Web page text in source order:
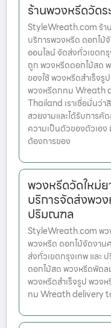
ร้านพวงหรีดวัดร
StyleWreath.com ร้า
บริการพวงหรีด ดอกไม้
ออนไลน์ จัดส่งทั่วเขตก
ถูก พวงหรีดดอกไม้สด
ของใช้ พวงหรีดสำเร็จ
พวงหรีดกทม Wreath
Thailand เราเชื่อมั่นว่
สวยงามและได้รับการ
ความเป็นตัวของตัวเอ
ต้องการของ
พวงหรีดวัดใหม่
บริการจัดส่งพวง
ปริมณฑล
StyleWreath.com พว
พวงหรีด ดอกไม้จัดงาน
ส่งทั่วเขตกรุงเทพ และ
ดอกไม้สด พวงหรีดพัด
พวงหรีดสำเร็จรูป พว
ทม Wreath delivery